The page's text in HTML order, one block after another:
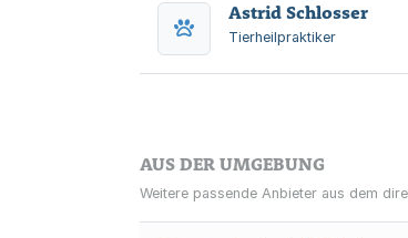
Astrid Schlosser
Tierheilpraktiker
AUS DER UMGEBUNG
Weitere passende Anbieter aus dem